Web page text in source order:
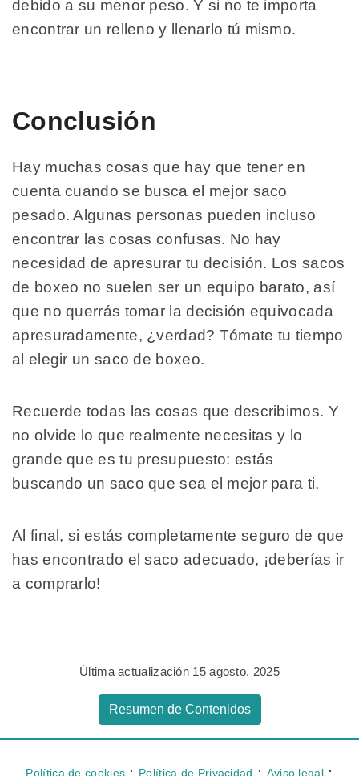
debido a su menor peso. Y si no te importa
encontrar un relleno y llenarlo tú mismo.
Conclusión
Hay muchas cosas que hay que tener en
cuenta cuando se busca el mejor saco
pesado. Algunas personas pueden incluso
encontrar las cosas confusas. No hay
necesidad de apresurar tu decisión. Los sacos
de boxeo no suelen ser un equipo barato, así
que no querrás tomar la decisión equivocada
apresuradamente, ¿verdad? Tómate tu tiempo
al elegir un saco de boxeo.
Recuerde todas las cosas que describimos. Y
no olvide lo que realmente necesitas y lo
grande que es tu presupuesto: estás
buscando un saco que sea el mejor para ti.
Al final, si estás completamente seguro de que
has encontrado el saco adecuado, ¡deberías ir
a comprarlo!
Última actualización 15 agosto, 2025
Resumen de Contenidos
Política de cookies ⋅ Política de Privacidad ⋅ Aviso legal ⋅